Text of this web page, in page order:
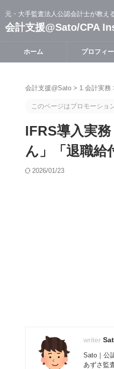
元・大手監査法人公認会計士が教え
会計支援@Sato/CPA
ホーム プロフィ
会計支援@Sato > 1.会計実務
このページはプロモーショ
IFRS導入実
ん」「退職給
2026/01/23
Sato｜公
あずさ監